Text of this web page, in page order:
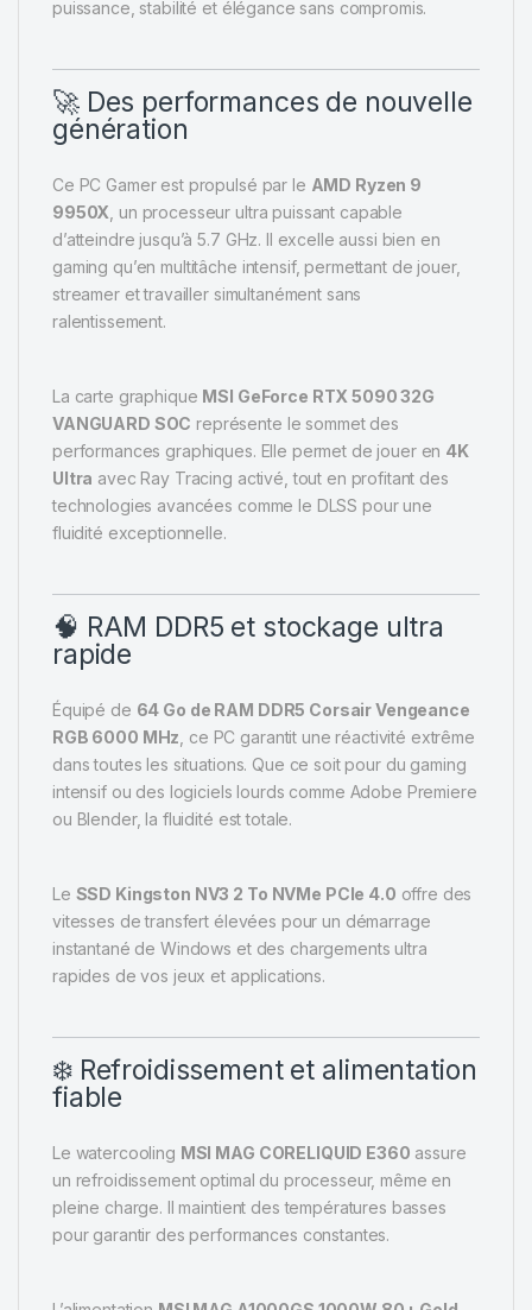
puissance, stabilité et élégance sans compromis.
🚀 Des performances de nouvelle
génération
Ce PC Gamer est propulsé par le AMD Ryzen 9
9950X , un processeur ultra puissant capable
d’atteindre jusqu’à 5.7 GHz. Il excelle aussi bien en
gaming qu’en multitâche intensif, permettant de jouer,
streamer et travailler simultanément sans
ralentissement.
La carte graphique MSI GeForce RTX 5090 32G
VANGUARD SOC représente le sommet des
performances graphiques. Elle permet de jouer en 4K
Ultra avec Ray Tracing activé, tout en profitant des
technologies avancées comme le DLSS pour une
fluidité exceptionnelle.
🧠 RAM DDR5 et stockage ultra
rapide
Équipé de 64 Go de RAM DDR5 Corsair Vengeance
RGB 6000 MHz , ce PC garantit une réactivité extrême
dans toutes les situations. Que ce soit pour du gaming
intensif ou des logiciels lourds comme Adobe Premiere
ou Blender, la fluidité est totale.
Le SSD Kingston NV3 2 To NVMe PCIe 4.0 offre des
vitesses de transfert élevées pour un démarrage
instantané de Windows et des chargements ultra
rapides de vos jeux et applications.
❄️ Refroidissement et alimentation
fiable
Le watercooling MSI MAG CORELIQUID E360 assure
un refroidissement optimal du processeur, même en
pleine charge. Il maintient des températures basses
pour garantir des performances constantes.